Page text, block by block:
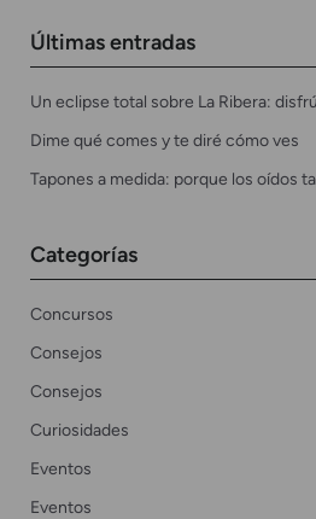
Últimas entradas
Un eclipse total sobre La Ribera:
Dime qué comes y te diré cómo ves
Tapones a medida: porque los oídos
Categorías
Concursos
Consejos
Consejos
Curiosidades
Eventos
Eventos